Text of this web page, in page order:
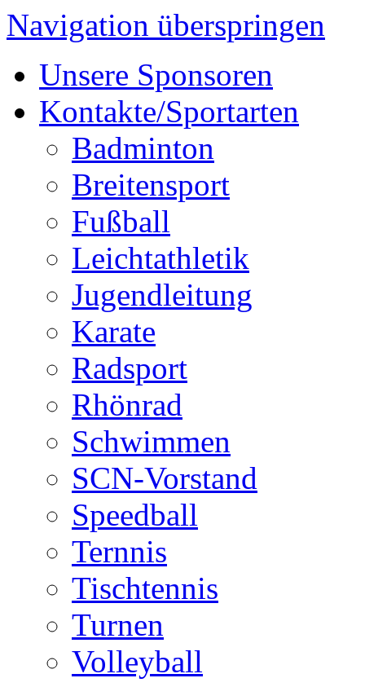
Navigation überspringen
Unsere Sponsoren
Kontakte/Sportarten
Badminton
Breitensport
Fußball
Leichtathletik
Jugendleitung
Karate
Radsport
Rhönrad
Schwimmen
SCN-Vorstand
Speedball
Ternnis
Tischtennis
Turnen
Volleyball